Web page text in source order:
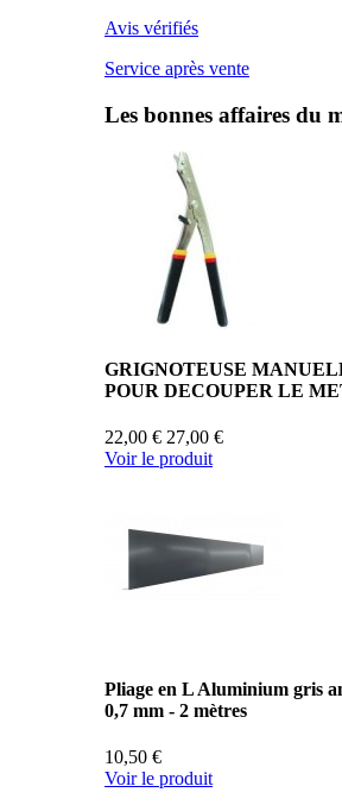
Avis vérifiés
Service après vente
Les bonnes affaires du
GRIGNOTEUSE
POUR DECOUPER LE
22,00 € 27,00 €
Voir le produit
Pliage en L Aluminium gris
0,7 mm - 2 mètres
10,50 €
Voir le produit